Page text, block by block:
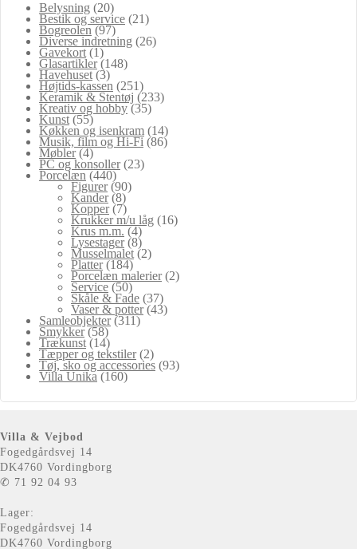
Belysning (20)
Bestik og service (21)
Bogreolen (97)
Diverse indretning (26)
Gavekort (1)
Glasartikler (148)
Havehuset (3)
Højtids-kassen (251)
Keramik & Stentøj (233)
Kreativ og hobby (35)
Kunst (55)
Køkken og isenkram (14)
Musik, film og Hi-Fi (86)
Møbler (4)
PC og konsoller (23)
Porcelæn (440)
Figurer (90)
Kander (8)
Kopper (7)
Krukker m/u låg (16)
Krus m.m. (4)
Lysestager (8)
Musselmalet (2)
Platter (184)
Porcelæn malerier (2)
Service (50)
Skåle & Fade (37)
Vaser & potter (43)
Samleobjekter (311)
Smykker (58)
Trækunst (14)
Tæpper og tekstiler (2)
Tøj, sko og accessories (93)
Villa Unika (160)
Villa & Vejbod
Fogedgårdsvej 14
DK4760 Vordingborg
✆ 71 92 04 93
Lager:
Fogedgårdsvej 14
DK4760 Vordingborg